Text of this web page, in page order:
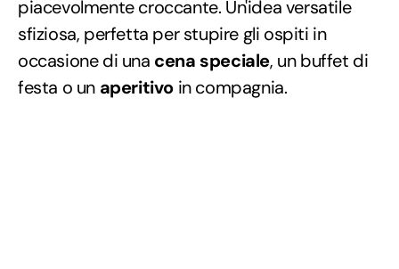
piacevolmente croccante. Un'idea versatile
sfiziosa, perfetta per stupire gli ospiti in
occasione di una cena speciale, un buffet di
festa o un aperitivo in compagnia.